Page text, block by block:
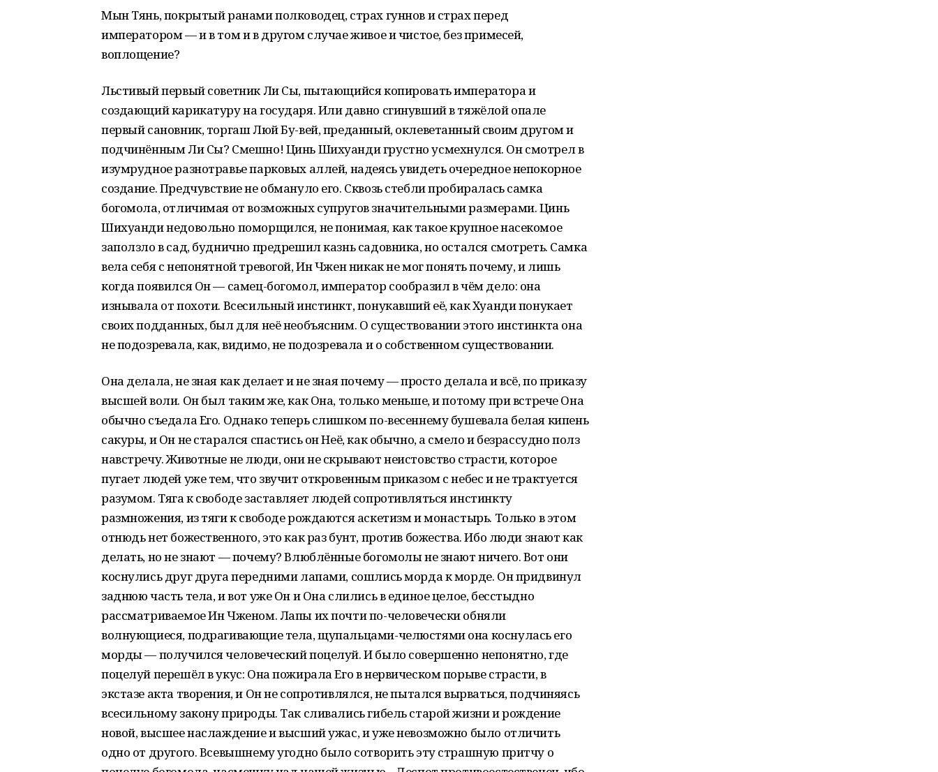
Мын Тянь, покрытый ранами полководец, страх гуннов и страх перед
императором — и в том и в другом случае живое и чистое, без примесей,
воплощение?
Льстивый первый советник Ли Сы, пытающийся копировать императора и
создающий карикатуру на государя. Или давно сгинувший в тяжёлой опале
первый сановник, торгаш Люй Бу-вей, преданный, оклеветанный своим другом и
подчинённым Ли Сы? Смешно! Цинь Шихуанди грустно усмехнулся. Он смотрел в
изумрудное разнотравье парковых аллей, надеясь увидеть очередное непокорное
создание. Предчувствие не обмануло его. Сквозь стебли пробиралась самка
богомола, отличимая от возможных супругов значительными размерами. Цинь
Шихуанди недовольно поморщился, не понимая, как такое крупное насекомое
заползло в сад, буднично предрешил казнь садовника, но остался смотреть. Самка
вела себя с непонятной тревогой, Ин Чжен никак не мог понять почему, и лишь
когда появился Он — самец-богомол, император сообразил в чём дело: она
изнывала от похоти. Всесильный инстинкт, понукавший её, как Хуанди понукает
своих подданных, был для неё необъясним. О существовании этого инстинкта она
не подозревала, как, видимо, не подозревала и о собственном существовании.
Она делала, не зная как делает и не зная почему — просто делала и всё, по приказу
высшей воли. Он был таким же, как Она, только меньше, и потому при встрече Она
обычно съедала Его. Однако теперь слишком по-весеннему бушевала белая кипень
сакуры, и Он не старался спастись он Неё, как обычно, а смело и безрассудно полз
навстречу. Животные не люди, они не скрывают неистовство страсти, которое
пугает людей уже тем, что звучит откровенным приказом с небес и не трактуется
разумом. Тяга к свободе заставляет людей сопротивляться инстинкту
размножения, из тяги к свободе рождаются аскетизм и монастырь. Только в этом
отнюдь нет божественного, это как раз бунт, против божества. Ибо люди знают как
делать, но не знают — почему? Влюблённые богомолы не знают ничего. Вот они
коснулись друг друга передними лапами, сошлись морда к морде. Он придвинул
заднюю часть тела, и вот уже Он и Она слились в единое целое, бесстыдно
рассматриваемое Ин Чженом. Лапы их почти по-человечески обняли
волнующиеся, подрагивающие тела, щупальцами-челюстями она коснулась его
морды — получился человеческий поцелуй. И было совершенно непонятно, где
поцелуй перешёл в укус: Она пожирала Его в нервическом порыве страсти, в
экстазе акта творения, и Он не сопротивлялся, не пытался вырваться, подчиняясь
всесильному закону природы. Так сливались гибель старой жизни и рождение
новой, высшее наслаждение и высший ужас, и уже невозможно было отличить
одно от другого. Всевышнему угодно было сотворить эту страшную притчу о